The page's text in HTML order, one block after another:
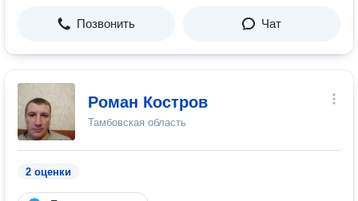
Позвонить Чат
Роман Костров
Тамбовская область
2 оценки